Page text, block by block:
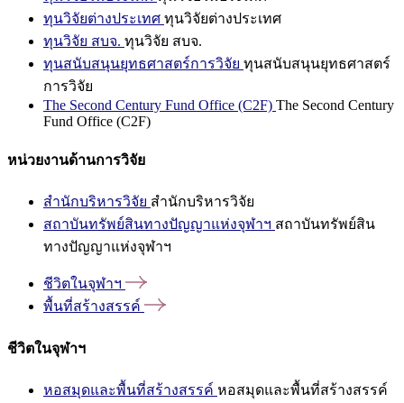
ทุนวิจัยต่างประเทศ ทุนวิจัยต่างประเทศ
ทุนวิจัย สบจ. ทุนวิจัย สบจ.
ทุนสนับสนุนยุทธศาสตร์การวิจัย ทุนสนับสนุนยุทธศาสตร์
การวิจัย
The Second Century Fund Office (C2F) The Second Century
Fund Office (C2F)
หน่วยงานด้านการวิจัย
สำนักบริหารวิจัย สำนักบริหารวิจัย
สถาบันทรัพย์สินทางปัญญาแห่งจุฬาฯ สถาบันทรัพย์สิน
ทางปัญญาแห่งจุฬาฯ
ชีวิตในจุฬาฯ
พื้นที่สร้างสรรค์
ชีวิตในจุฬาฯ
หอสมุดและพื้นที่สร้างสรรค์ หอสมุดและพื้นที่สร้างสรรค์